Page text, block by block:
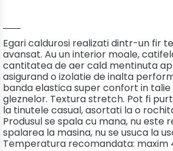
Egari caldurosi realizati dintr-un fir
avansat. Au un interior moale,
cantitatea de aer cald mentinuta
asigurand o izolatie de inalta
banda elastica super confort in talie
gleznelor. Textura stretch. Pot fi
la tinutele casual, asortati la o
Produsul se spala cu mana, nu este
spalarea la masina, nu se usuca la
Temperatura recomandata: maxim